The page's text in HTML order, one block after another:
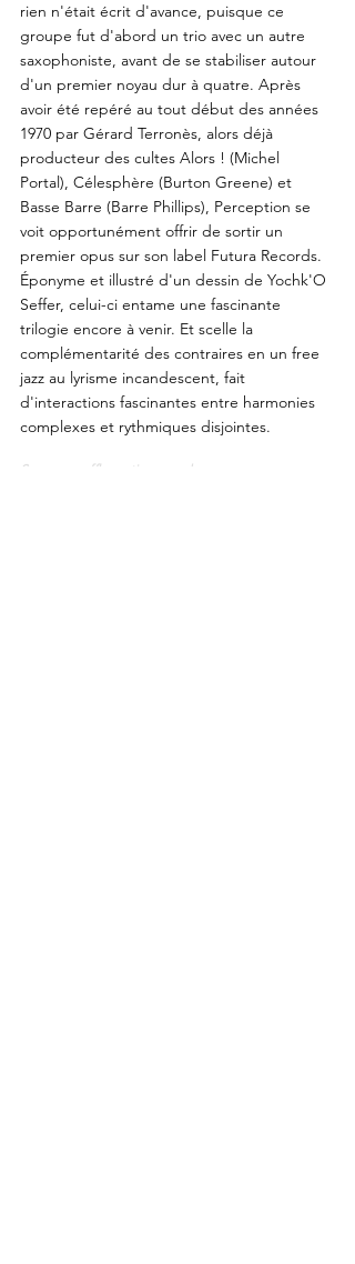
rien n'était écrit d'avance, puisque ce
groupe fut d'abord un trio avec un autre
saxophoniste, avant de se stabiliser autour
d'un premier noyau dur à quatre. Après
avoir été repéré au tout début des années
1970 par Gérard Terronès, alors déjà
producteur des cultes Alors ! (Michel
Portal), Célesphère (Burton Greene) et
Basse Barre (Barre Phillips), Perception se
voit opportunément offrir de sortir un
premier opus sur son label Futura Records.
Éponyme et illustré d'un dessin de Yochk'O
Seffer, celui-ci entame une fascinante
trilogie encore à venir. Et scelle la
complémentarité des contraires en un free
jazz au lyrisme incandescent, fait
d'interactions fascinantes entre harmonies
complexes et rythmiques disjointes.
Source: soufflecontinurecords.com